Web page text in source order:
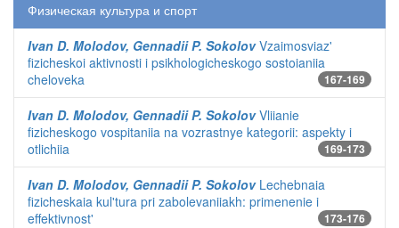
Физическая культура и спорт
Ivan D. Molodov, Gennadii P. SokolovVzaimosviaz'
fizicheskoi aktivnosti i psikhologicheskogo sostoianiia
cheloveka
167-169
Ivan D. Molodov, Gennadii P. SokolovVliianie
fizicheskogo vospitaniia na vozrastnye kategorii: aspekty i
otlichiia
169-173
Ivan D. Molodov, Gennadii P. SokolovLechebnaia
fizicheskaia kul'tura pri zabolevaniiakh: primenenie i
effektivnost'
173-176